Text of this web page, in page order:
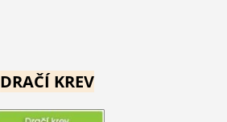
DRAČÍ KREV